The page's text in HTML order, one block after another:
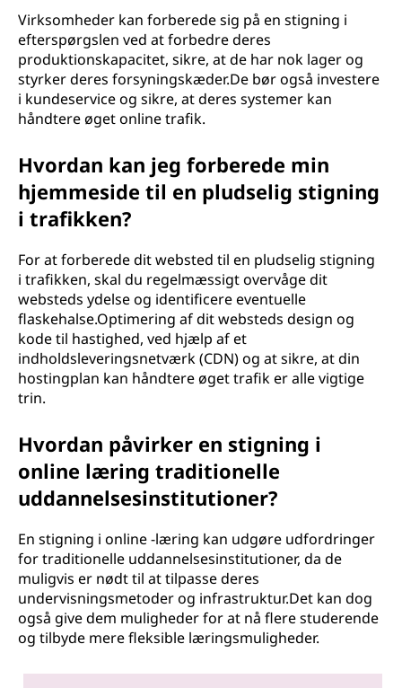
Virksomheder kan forberede sig på en stigning i
efterspørgslen ved at forbedre deres
produktionskapacitet, sikre, at de har nok lager og
styrker deres forsyningskæder.De bør også investere
i kundeservice og sikre, at deres systemer kan
håndtere øget online trafik.
Hvordan kan jeg forberede min
hjemmeside til en pludselig stigning
i trafikken?
For at forberede dit websted til en pludselig stigning
i trafikken, skal du regelmæssigt overvåge dit
websteds ydelse og identificere eventuelle
flaskehalse.Optimering af dit websteds design og
kode til hastighed, ved hjælp af et
indholdsleveringsnetværk (CDN) og at sikre, at din
hostingplan kan håndtere øget trafik er alle vigtige
trin.
Hvordan påvirker en stigning i
online læring traditionelle
uddannelsesinstitutioner?
En stigning i online -læring kan udgøre udfordringer
for traditionelle uddannelsesinstitutioner, da de
muligvis er nødt til at tilpasse deres
undervisningsmetoder og infrastruktur.Det kan dog
også give dem muligheder for at nå flere studerende
og tilbyde mere fleksible læringsmuligheder.